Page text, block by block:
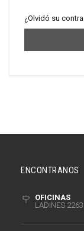
¿Olvidó su
ENCONTRANOS
OFICINAS
LADINES